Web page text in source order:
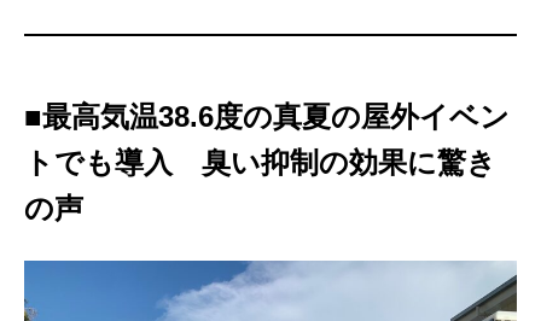
■最高気温38.6度の真夏の屋外イベン
トでも導入 臭い抑制の効果に驚き
の声